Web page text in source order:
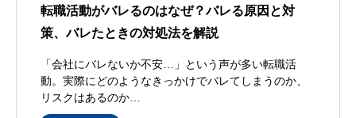
転職活動がバレるのはなぜ？バレる原因と対
策、バレたときの対処法を解説
「会社にバレないか不安…」という声が多い転職活
動。実際にどのようなきっかけでバレてしまうのか、
リスクはあるのか…